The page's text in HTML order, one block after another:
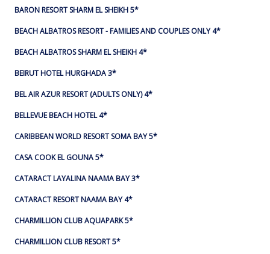
BARON RESORT SHARM EL SHEIKH 5*
BEACH ALBATROS RESORT - FAMILIES AND COUPLES ONLY 4*
BEACH ALBATROS SHARM EL SHEIKH 4*
BEIRUT HOTEL HURGHADA 3*
BEL AIR AZUR RESORT (ADULTS ONLY) 4*
BELLEVUE BEACH HOTEL 4*
CARIBBEAN WORLD RESORT SOMA BAY 5*
CASA COOK EL GOUNA 5*
CATARACT LAYALINA NAAMA BAY 3*
CATARACT RESORT NAAMA BAY 4*
CHARMILLION CLUB AQUAPARK 5*
CHARMILLION CLUB RESORT 5*